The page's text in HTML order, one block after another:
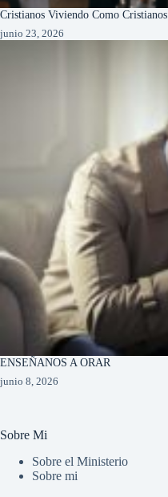
Cristianos Viviendo Como Cristianos
junio 23, 2026
ENSEÑANOS A ORAR
junio 8, 2026
Sobre Mi
Sobre el Ministerio
Sobre mi